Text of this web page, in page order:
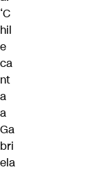
‘C
hil
e
ca
nt
a
a
Ga
bri
ela